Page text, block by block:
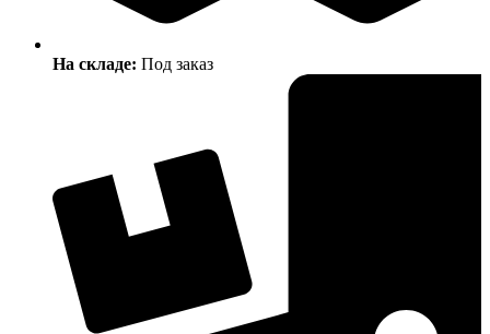
На складе: Под заказ